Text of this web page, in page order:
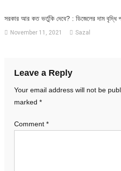
সরকার আর কত ভর্তুকি দেবে? : ডিজেলের দাম বৃদ্ধি
November 11, 2021 Sazal
Leave a Reply
Your email address will not be
marked *
Comment *